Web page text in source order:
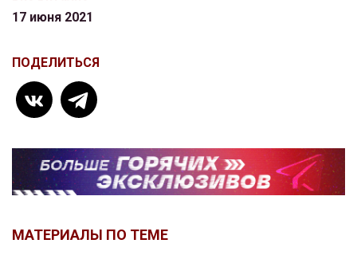
17 июня 2021
ПОДЕЛИТЬСЯ
МАТЕРИАЛЫ ПО ТЕМЕ